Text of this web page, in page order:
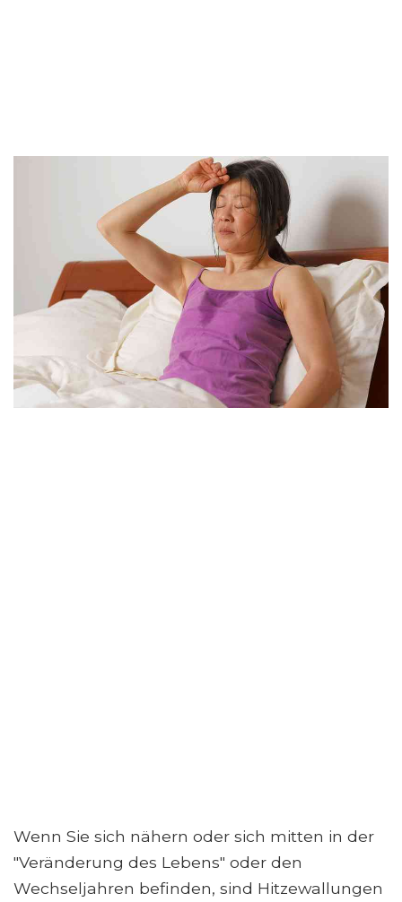
Wenn Sie sich nähern oder sich mitten in der
"Veränderung des Lebens" oder den
Wechseljahren befinden, sind Hitzewallungen